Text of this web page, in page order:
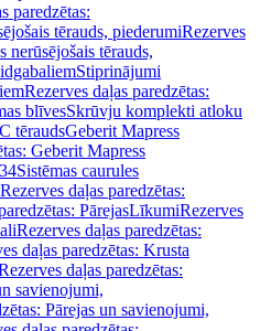
paredzētas:
tērauds, piederumiRezerves
nerūsējošais tērauds,
Stiprinājumi
Rezerves daļas paredzētas:
blīvesSkrūvju komplekti atloku
tēraudsGeberit Mapress
Geberit Mapress
Sistēmas caurules
Rezerves daļas paredzētas:
PārejasLīkumiRezerves
Rezerves daļas paredzētas:
daļas paredzētas: Krusta
daļas paredzētas:
savienojumi,
Pārejas un savienojumi,